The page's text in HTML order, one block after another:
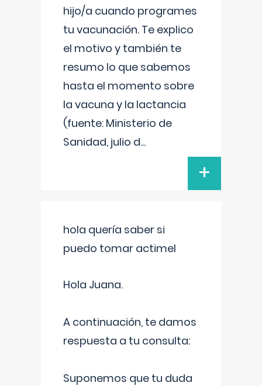
hijo/a cuando programes
tu vacunación. Te explico
el motivo y también te
resumo lo que sabemos
hasta el momento sobre
la vacuna y la lactancia
(fuente: Ministerio de
Sanidad, julio d...
+
hola quería saber si
puedo tomar actimel
Hola Juana.
A continuación, te damos
respuesta a tu consulta:
Suponemos que tu duda